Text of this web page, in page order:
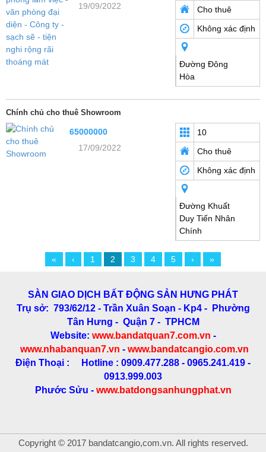
19/09/2022
Cho thuê
Không xác định
Đường Đông
Hòa
Chính chủ cho thuê Showroom
65000000
17/09/2022
10
Cho thuê
Không xác định
Đường Khuất
Duy Tiến Nhân
Chính
« ‹ 1 2 3 4 5 › »
SÀN GIAO DỊCH BẤT ĐỘNG SẢN HƯNG PHÁT
Trụ sở: 793/62/12 - Trần Xuân Soạn - Kp4 - Phường
Tân Hưng - Quận 7 - TPHCM
Website: www.bandatquan7.com.vn -
www.nhabanquan7.vn - www.bandatcangio.com.vn
Điện Thoại : Hotline : 0909.477.288 - 0965.241.419 -
0913.999.003
Phước Sửu - www.batdongsanhungphat.vn
Copyright © 2017 bandatcangio,com.vn. All rights reserved.